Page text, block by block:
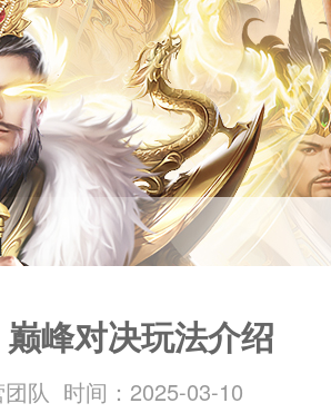
巅峰对决玩法介绍
队 时间：2025-03-10